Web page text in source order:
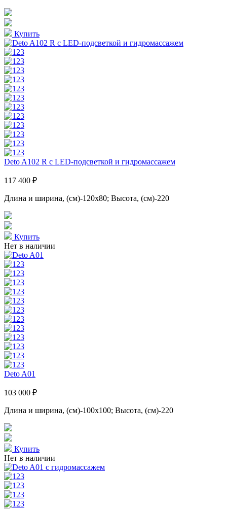
Купить
Deto A102 R с LED-подсветкой и гидромассажем
117 400 ₽
Длина и ширина, (см)-120x80; Высота, (см)-220
Купить
Нет в наличии
Deto A01
103 000 ₽
Длина и ширина, (см)-100x100; Высота, (см)-220
Купить
Нет в наличии